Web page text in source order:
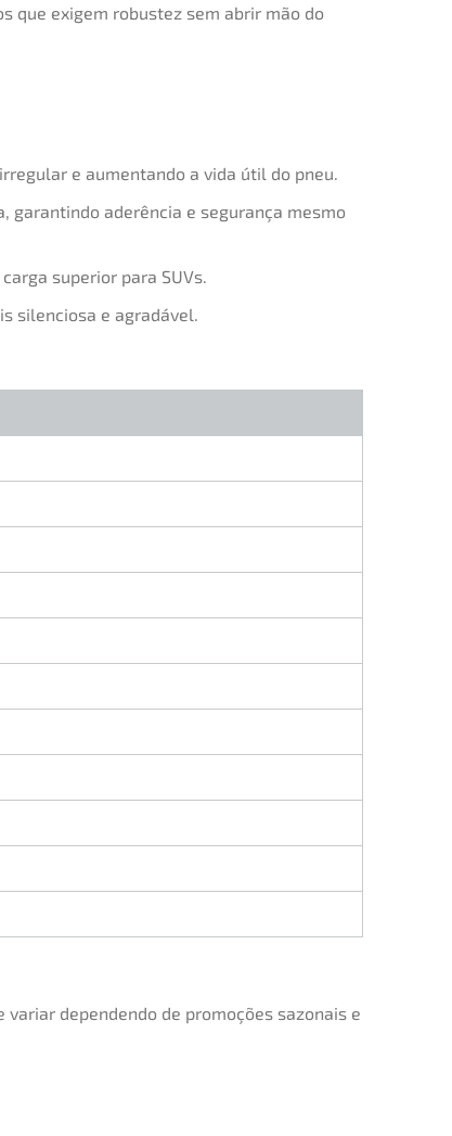
que exigem robustez sem abrir mão do
e aumentando a vida útil do pneu.
garantindo aderência e segurança mesmo
superior para SUVs.
silenciosa e agradável.
variar dependendo de promoções sazonais e